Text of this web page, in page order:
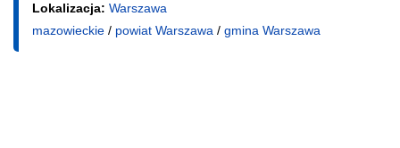
Lokalizacja: Warszawa
mazowieckie / powiat Warszawa / gmina Warszawa